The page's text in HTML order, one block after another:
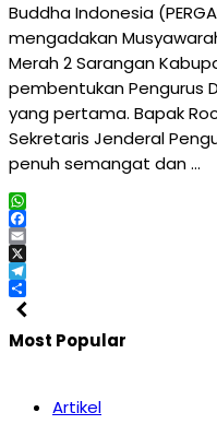
Buddha Indonesia
mengadakan
Merah 2 Sarangan
pembentukan Pengurus
yang pertama. Bapak
Sekretaris Jenderal
penuh semangat dan …
WhatsApp
Facebook
Email
X
Telegram
Share
Most Popular
Artikel